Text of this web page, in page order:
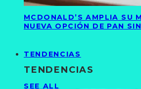
MCDONALD’S AMPLIA SU
NUEVA OPCIÓN DE PAN
TENDENCIAS
TENDENCIAS
SEE ALL